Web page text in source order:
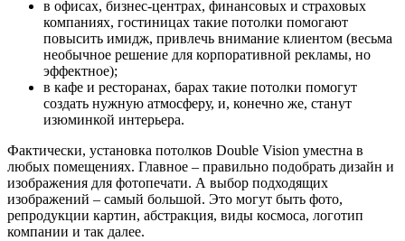
в офисах, бизнес-центрах, финансовых и страховых
компаниях, гостиницах такие потолки помогают
повысить имидж, привлечь внимание клиентом (весьма
необычное решение для корпоративной рекламы, но
эффектное);
в кафе и ресторанах, барах такие потолки помогут
создать нужную атмосферу, и, конечно же, станут
изюминкой интерьера.
Фактически, установка потолков Double Vision уместна в
любых помещениях. Главное – правильно подобрать дизайн и
изображения для фотопечати. А выбор подходящих
изображений – самый большой. Это могут быть фото,
репродукции картин, абстракция, виды космоса, логотип
компании и так далее.